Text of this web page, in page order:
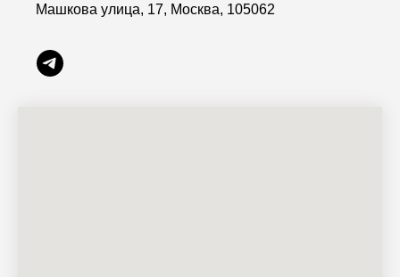
Машкова улица, 17, Москва, 105062